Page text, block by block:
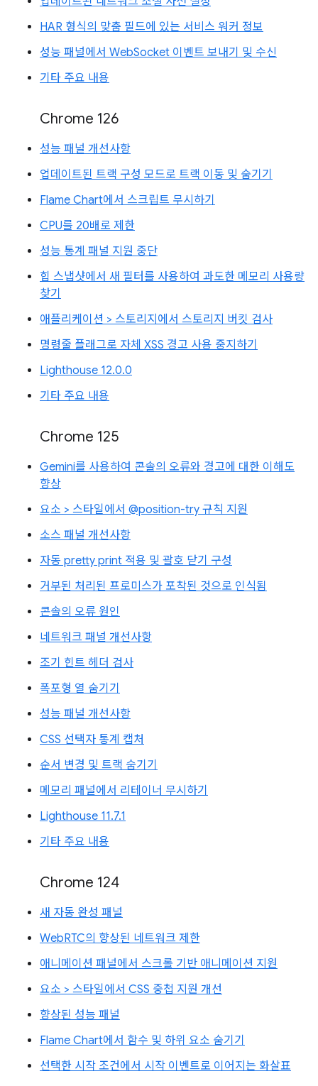
HAR 형식의 맞춤 필드에 있는 서비스 워커 정보
성능 패널에서 WebSocket 이벤트 보내기 및 수신
기타 주요 내용
Chrome 126
성능 패널 개선사항
업데이트된 트랙 구성 모드로 트랙 이동 및 숨기기
Flame Chart에서 스크립트 무시하기
CPU를 20배로 제한
성능 통계 패널 지원 중단
힙 스냅샷에서 새 필터를 사용하여 과도한 메모리 사용량
찾기
애플리케이션 > 스토리지에서 스토리지 버킷 검사
명령줄 플래그로 자체 XSS 경고 사용 중지하기
Lighthouse 12.0.0
기타 주요 내용
Chrome 125
Gemini를 사용하여 콘솔의 오류와 경고에 대한 이해도
향상
요소 > 스타일에서 @position-try 규칙 지원
소스 패널 개선사항
자동 pretty print 적용 및 괄호 닫기 구성
거부된 처리된 프로미스가 포착된 것으로 인식됨
콘솔의 오류 원인
네트워크 패널 개선사항
조기 힌트 헤더 검사
폭포형 열 숨기기
성능 패널 개선사항
CSS 선택자 통계 캡처
순서 변경 및 트랙 숨기기
메모리 패널에서 리테이너 무시하기
Lighthouse 11.7.1
기타 주요 내용
Chrome 124
새 자동 완성 패널
WebRTC의 향상된 네트워크 제한
애니메이션 패널에서 스크롤 기반 애니메이션 지원
요소 > 스타일에서 CSS 중첩 지원 개선
향상된 성능 패널
Flame Chart에서 함수 및 하위 요소 숨기기
선택한 시작 조건에서 시작 이벤트로 이어지는 화살표